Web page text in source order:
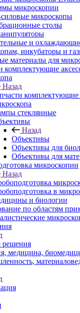
микроскопии
микроскопы
столы
и
инкубаторы и
материалы для
комплектующие
Назад
комплектующие
стеклянные
Назад
Объективы
Объективы для
Объективы для
микроскопии
Назад
в
и биологии
по областям
решения
медицина,